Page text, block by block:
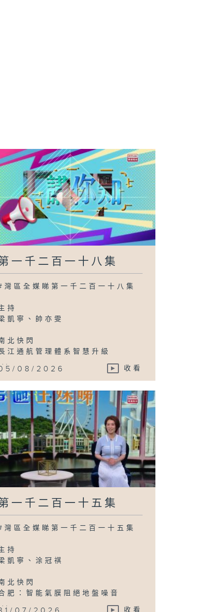
一千二百一十八集
灣區全媒睇第一千二百一十八集
持
凱寧、帥亦雯
北快閃
江通航管理體系智慧升級
08/2026 收看
一千二百一十五集
灣區全媒睇第一千二百一十五集
持
凱寧、涂冠祺
北快閃
肥：智能氣膜阻絕地盤噪音
收看